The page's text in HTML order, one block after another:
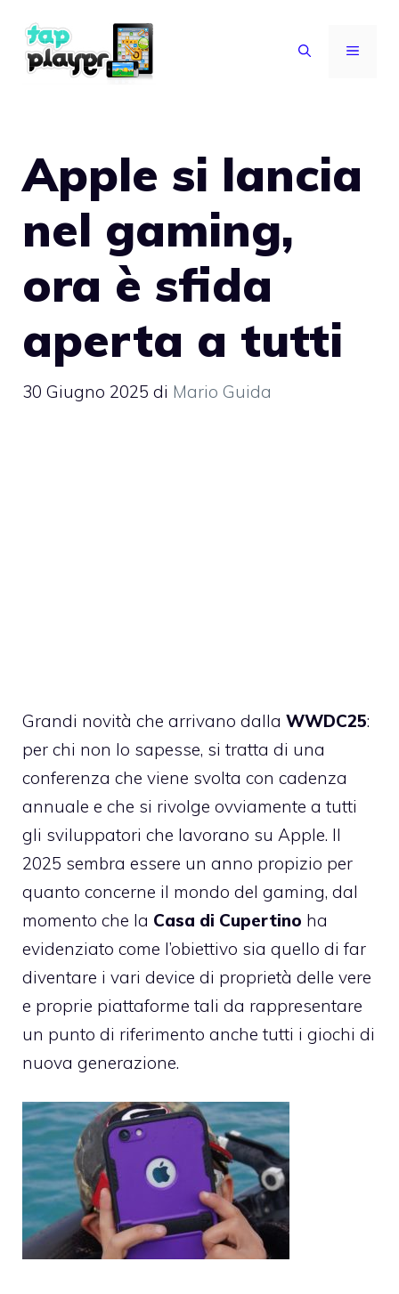
contenuto
MENU
Apple si lancia
nel gaming,
ora è sfida
aperta a tutti
30 Giugno 2025 di Mario Guida
Grandi novità che arrivano dalla WWDC25:
per chi non lo sapesse, si tratta di una
conferenza che viene svolta con cadenza
annuale e che si rivolge ovviamente a tutti
gli sviluppatori che lavorano su Apple. Il
2025 sembra essere un anno propizio per
quanto concerne il mondo del gaming, dal
momento che la Casa di Cupertino ha
evidenziato come l’obiettivo sia quello di far
diventare i vari device di proprietà delle vere
e proprie piattaforme tali da rappresentare
un punto di riferimento anche tutti i giochi di
nuova generazione.